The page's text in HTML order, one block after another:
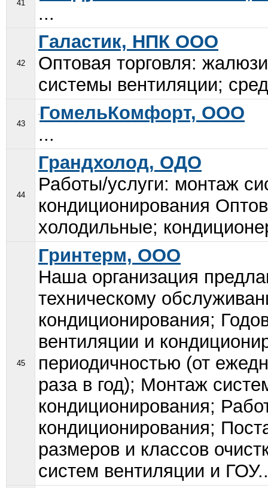
41
...
42
Галастик, НПК ООО
Оптовая торговля:
системы вентиляции;
43
ГомельКомфорт, ООО
...
44
Грандхолод, ОДО
Работы/услуги: монтаж
кондиционирования
холодильные;
45
Гринтерм, ООО
Наша организация
техническому
кондиционирования;
вентиляции и
периодичностью (от
раза в год); Монтаж
кондиционирования;
кондиционирования;
размеров и классов
систем вентиляции и